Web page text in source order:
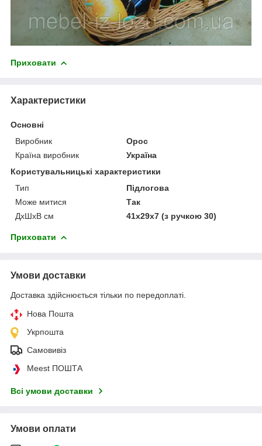
Приховати
Характеристики
Основні
Виробник
Орос
Країна виробник
Україна
Користувальницькі характеристики
Тип
Підлогова
Може митися
Так
ДхШхВ см
41х29х7 (з ручкою 30)
Приховати
Умови доставки
Доставка здійснюється тільки по передоплаті.
Нова Пошта
Укрпошта
Самовивіз
Meest ПОШТА
Всі умови доставки
Умови оплати